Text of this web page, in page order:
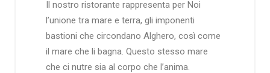
Il nostro ristorante rappresenta per Noi
l’unione tra mare e terra, gli imponenti
bastioni che circondano Alghero, così come
il mare che li bagna. Questo stesso mare
che ci nutre sia al corpo che l’anima.